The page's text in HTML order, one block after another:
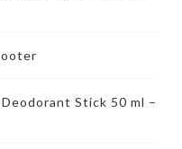
Stick 50 ml –